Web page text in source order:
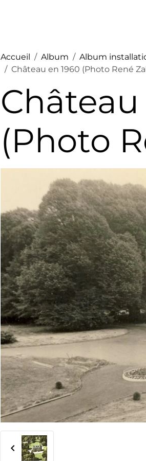
Accueil Album Album
Château en 1960 (Photo René
Château
(Photo